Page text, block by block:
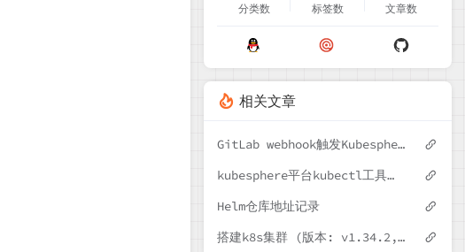
分类数 标签数 文章数
相关文章
GitLab webhook触发Kubesphere Devops报错403未授权
kubesphere平台kubectl工具无法使用
Helm仓库地址记录
搭建k8s集群 (版本: v1.34.2, 容器使用docker)